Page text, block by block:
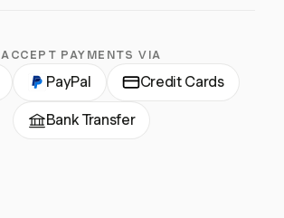
ACCEPT PAYMENTS VIA
PayPal Credit Cards
Bank Transfer